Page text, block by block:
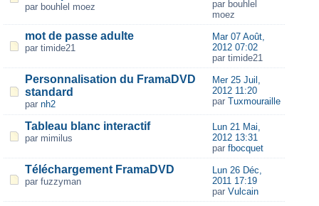
par bouhlel moez
par bouhlel
moez
mot de passe adulte
par timide21
Mar 07 Août,
2012 07:02
par timide21
Personnalisation du FramaDVD
standard
par nh2
Mer 25 Juil,
2012 11:20
par Tuxmouraille
Tableau blanc interactif
par mimilus
Lun 21 Mai,
2012 13:31
par fbocquet
Téléchargement FramaDVD
par fuzzyman
Lun 26 Déc,
2011 17:19
par Vulcain